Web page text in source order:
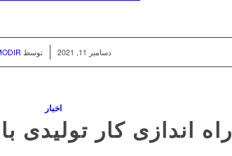
دسامبر 11, 2021
/ توسط
اخبار
راه اندازی کار تولیدی با 70 هزار دلار